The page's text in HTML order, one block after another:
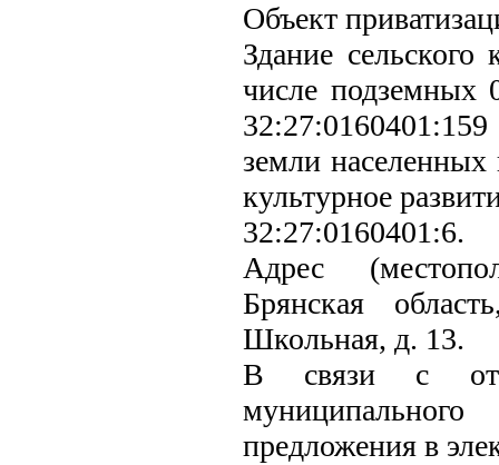
Объект
Здание
числе подземных
земли населенных
культурное
32:27:0160401:6.
Адрес
Брянская
Школьная, д. 13.
В связи с
предложения в